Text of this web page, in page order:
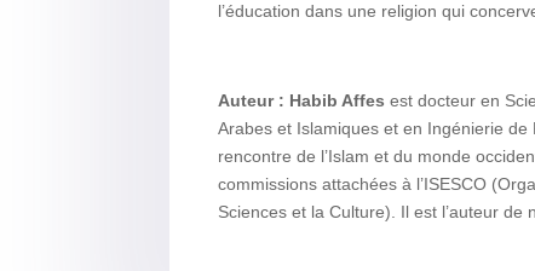
l’éducation dans une religion qui
Auteur : Habib Affes est docteur en
Arabes et Islamiques et en Ingénierie
rencontre de l’Islam et du monde
commissions attachées à l’ISESCO
Sciences et la Culture). Il est l’auteur de